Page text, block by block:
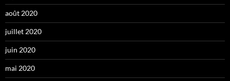
août 2020
juillet 2020
juin 2020
mai 2020